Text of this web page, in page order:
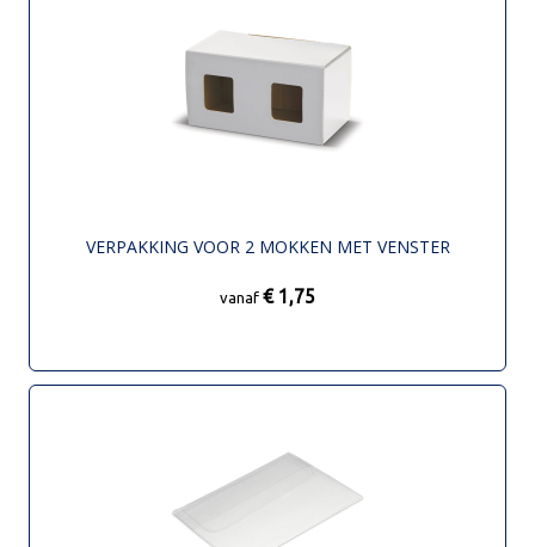
VERPAKKING VOOR 2 MOKKEN MET VENSTER
vanaf € 1,75